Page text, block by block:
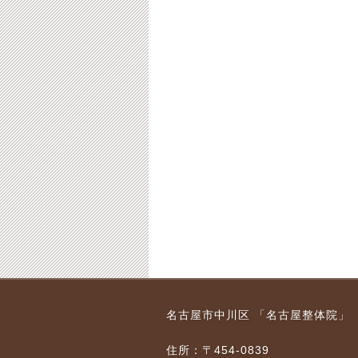
名古屋市中川区 「名古屋整体院」
住所：〒454-0839